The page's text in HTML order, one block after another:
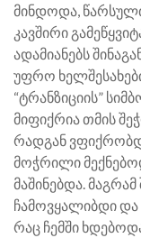
მინდოდა,
კავშირი
ადამიანებს
უფრო
“ტრანზიციის”
მიფიქრია თმის
რადგან
მოჭრილი
მაშინებდა.
ჩამოვყალიბდი და
რაც ჩემში